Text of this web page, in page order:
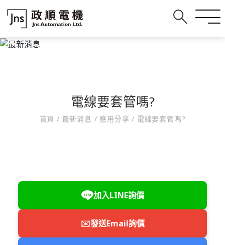
電線要套管嗎?
首頁 / 最新消息 / 應用分享/ 電線要套管嗎?
加入LINE詢價
✉️發送Email詢價